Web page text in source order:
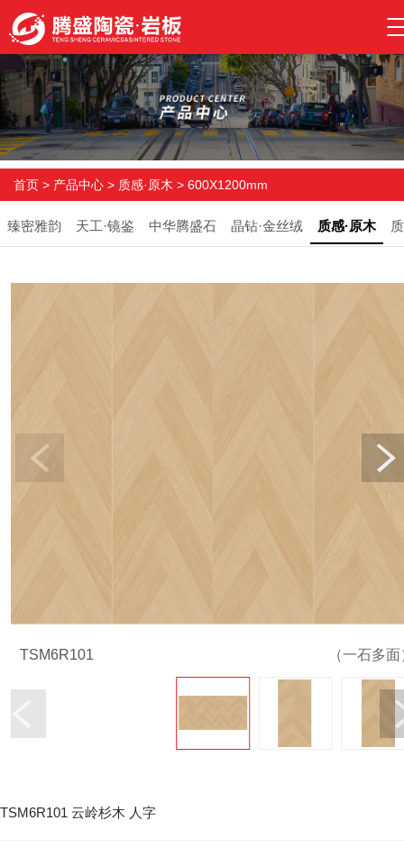
首页 > 产品中心 > 质感·原木 > 600X1200mm
臻密雅韵 天工·镜鉴 中华腾盛石 晶钻·金丝绒 质感·原木
TSM6R101 （一石多
TSM6R101 云岭杉木 人字